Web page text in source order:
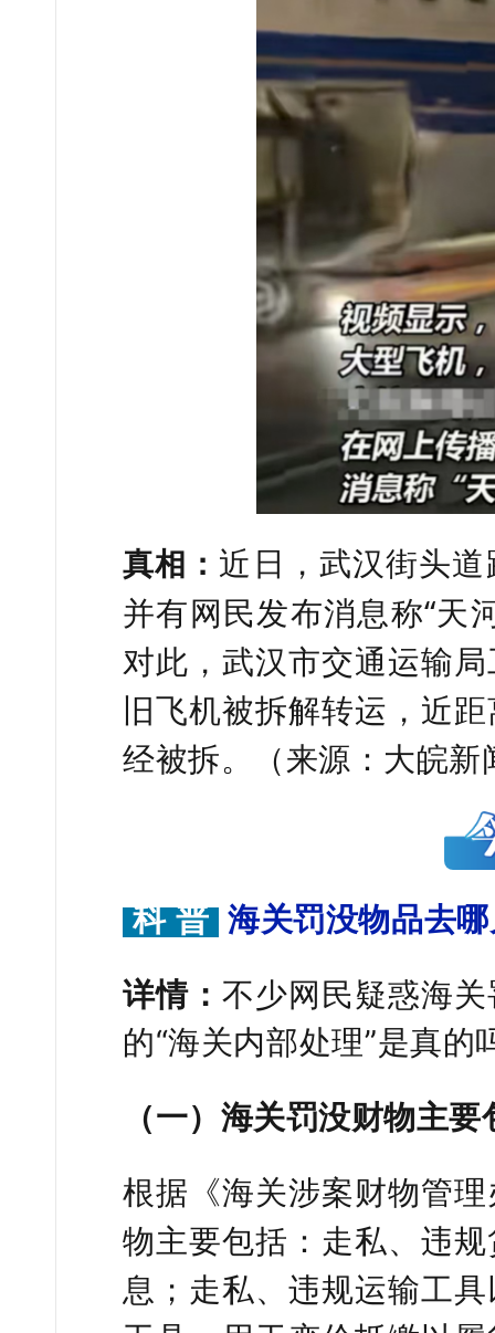
真相： 近日，武汉街头
并有网民发布消息称“天
对此，武汉市交通运输
旧飞机被拆解转运，近
经被拆。（来源：大皖新
科 普 海关罚没物品去
详情： 不少网民疑惑海
的“海关内部处理”是真
（一）海关罚没财物主
根据《海关涉案财物管
物主要包括：走私、违
息；走私、违规运输工